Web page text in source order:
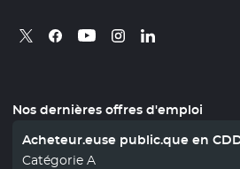
Retrouvez nous sur X
- Nouvelle fenêtre
Retrouvez nous sur Facebook
- Nouvelle fenêtre
Retrouvez nous sur
- Nouvelle fenêtre
Retrouvez nous sur
- Nouvelle fenêtre
Retrouvez nous
- Nouvelle
Nos dernières offres d'emploi
Acheteur.euse public.que en
Catégorie A